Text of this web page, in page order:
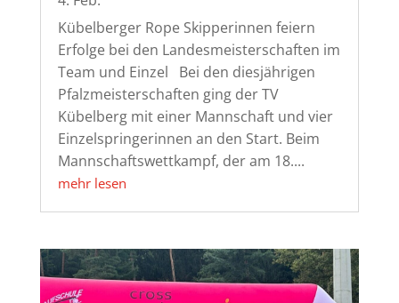
Kübelberger Rope Skipperinnen feiern
Erfolge bei den Landesmeisterschaften im
Team und Einzel Bei den diesjährigen
Pfalzmeisterschaften ging der TV
Kübelberg mit einer Mannschaft und vier
Einzelspringerinnen an den Start. Beim
Mannschaftswettkampf, der am 18....
mehr lesen